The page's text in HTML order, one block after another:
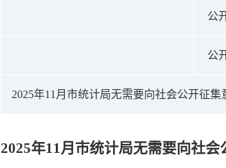
公
公
2025年11月市统计局无需要向社会公开征集
2025年11月市统计局无需要向社